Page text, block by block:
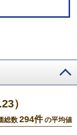
）
総数294件の平均値